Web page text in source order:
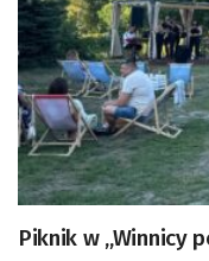
Piknik w „Winnicy